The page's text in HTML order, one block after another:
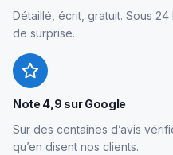
Détaillé, écrit, gratuit. Sous
de surprise.
Note 4,9 sur Google
Sur des centaines d’avis
qu’en disent nos clients.